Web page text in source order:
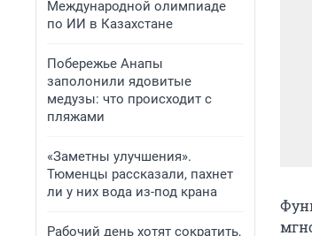
Международной олимпиаде
по ИИ в Казахстане
Побережье Анапы
заполонили ядовитые
медузы: что происходит с
пляжами
«Заметны улучшения».
Тюменцы рассказали, пахнет
ли у них вода из-под крана
Рабочий день хотят сократить,